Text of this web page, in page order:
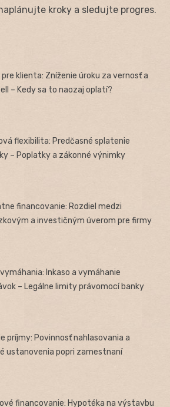
kroky a sledujte progres.
klienta: Zníženie úroku za vernosť a
– Kedy sa to naozaj oplatí?
flexibilita: Predčasné splatenie
– Poplatky a zákonné výnimky
financovanie: Rozdiel medzi
a investičným úverom pre firmy
Inkaso a vymáhanie
– Legálne limity právomocí banky
príjmy: Povinnosť nahlasovania a
ustanovenia popri zamestnaní
financovanie: Hypotéka na výstavbu